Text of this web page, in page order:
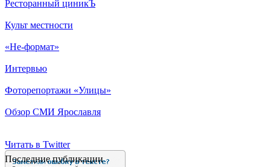
Ресторанный циникЪ
Культ местности
«Не-формат»
Интервью
Фоторепортажи «Улицы»
Обзор СМИ Ярославля
Последние публикации
Читать в Twitter